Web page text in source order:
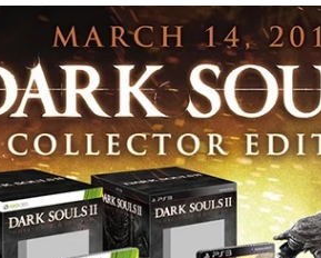
statuettes